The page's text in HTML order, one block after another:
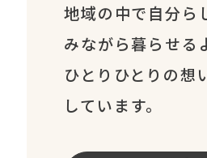
地域の中で自分ら
みながら暮らせる
ひとりひとりの想
しています。